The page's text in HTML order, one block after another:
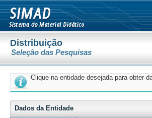
Distribuição
Seleção das Pesquisas
Clique na entidade desejada para obter
Dados da Entidade